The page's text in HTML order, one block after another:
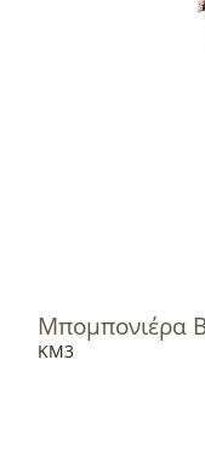
Μπομπονιέρα
KM3